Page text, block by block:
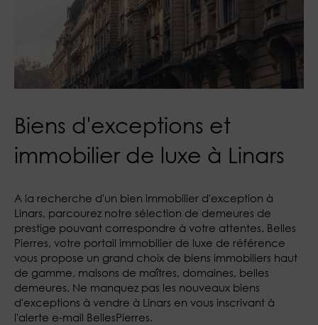
Biens d'exceptions et
immobilier de luxe à Linars
A la recherche d'un bien immobilier d'exception à
Linars, parcourez notre sélection de demeures de
prestige pouvant correspondre à votre attentes. Belles
Pierres, votre portail immobilier de luxe de référence
vous propose un grand choix de biens immobiliers haut
de gamme, maisons de maîtres, domaines, belles
demeures. Ne manquez pas les nouveaux biens
d'exceptions à vendre à Linars en vous inscrivant à
l'alerte e-mail BellesPierres.